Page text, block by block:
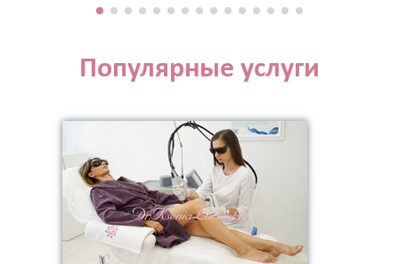
Популярные услуги